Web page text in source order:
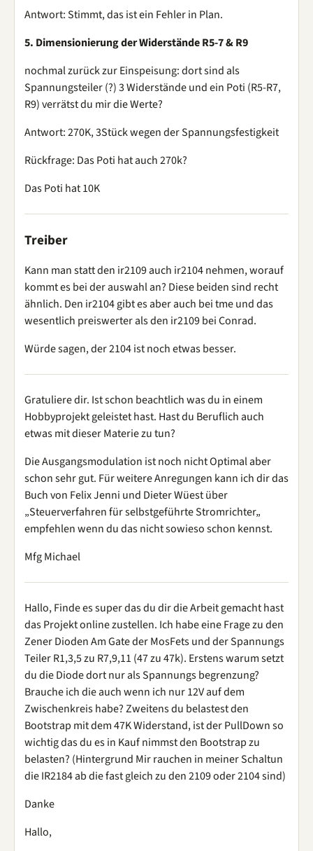
Antwort: Stimmt, das ist ein Fehler in Plan.
5. Dimensionierung der Widerstände R5-7 & R9
nochmal zurück zur Einspeisung: dort sind als
Spannungsteiler (?) 3 Widerstände und ein Poti (R5-R7,
R9) verrätst du mir die Werte?
Antwort: 270K, 3Stück wegen der Spannungsfestigkeit
Rückfrage: Das Poti hat auch 270k?
Das Poti hat 10K
Treiber
Kann man statt den ir2109 auch ir2104 nehmen, worauf
kommt es bei der auswahl an? Diese beiden sind recht
ähnlich. Den ir2104 gibt es aber auch bei tme und das
wesentlich preiswerter als den ir2109 bei Conrad.
Würde sagen, der 2104 ist noch etwas besser.
Gratuliere dir. Ist schon beachtlich was du in einem
Hobbyprojekt geleistet hast. Hast du Beruflich auch
etwas mit dieser Materie zu tun?
Die Ausgangsmodulation ist noch nicht Optimal aber
schon sehr gut. Für weitere Anregungen kann ich dir das
Buch von Felix Jenni und Dieter Wüest über
„Steuerverfahren für selbstgeführte Stromrichter„
empfehlen wenn du das nicht sowieso schon kennst.
Mfg Michael
Hallo, Finde es super das du dir die Arbeit gemacht hast
das Projekt online zustellen. Ich habe eine Frage zu den
Zener Dioden Am Gate der MosFets und der Spannungs
Teiler R1,3,5 zu R7,9,11 (47 zu 47k). Erstens warum setzt
du die Diode dort nur als Spannungs begrenzung?
Brauche ich die auch wenn ich nur 12V auf dem
Zwischenkreis habe? Zweitens du belastest den
Bootstrap mit dem 47K Widerstand, ist der PullDown so
wichtig das du es in Kauf nimmst den Bootstrap zu
belasten? (Hintergrund Mir rauchen in meiner Schaltun
die IR2184 ab die fast gleich zu den 2109 oder 2104 sind)
Danke
Hallo,